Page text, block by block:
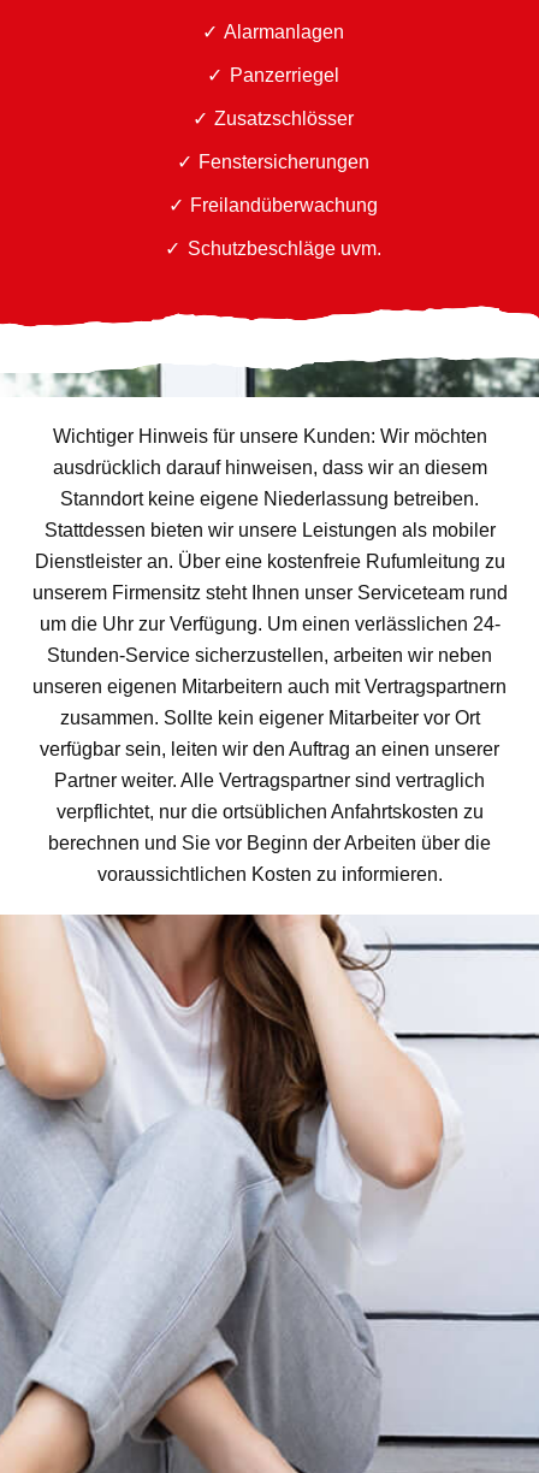
Alarmanlagen
Panzerriegel
Zusatzschlösser
Fenstersicherungen
Freilandüberwachung
Schutzbeschläge uvm.
Wichtiger Hinweis für unsere Kunden: Wir möchten
ausdrücklich darauf hinweisen, dass wir an diesem
Stanndort keine eigene Niederlassung betreiben.
Stattdessen bieten wir unsere Leistungen als mobiler
Dienstleister an. Über eine kostenfreie Rufumleitung zu
unserem Firmensitz steht Ihnen unser Serviceteam rund
um die Uhr zur Verfügung. Um einen verlässlichen 24-
Stunden-Service sicherzustellen, arbeiten wir neben
unseren eigenen Mitarbeitern auch mit Vertragspartnern
zusammen. Sollte kein eigener Mitarbeiter vor Ort
verfügbar sein, leiten wir den Auftrag an einen unserer
Partner weiter. Alle Vertragspartner sind vertraglich
verpflichtet, nur die ortsüblichen Anfahrtskosten zu
berechnen und Sie vor Beginn der Arbeiten über die
voraussichtlichen Kosten zu informieren.